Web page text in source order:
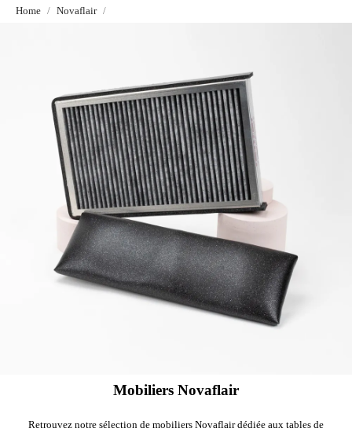
Home Novaflair
Mobiliers Novaflair
Retrouvez notre sélection de mobiliers Novaflair dédiée aux tables de